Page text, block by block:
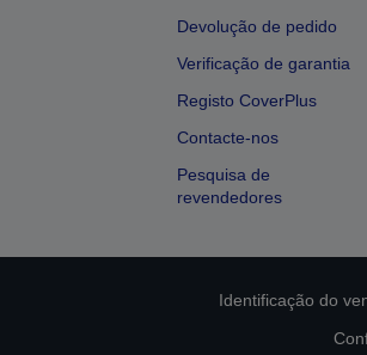
Devolução de pedido
Verificação de garantia
Registo CoverPlus
Contacte-nos
Pesquisa de
revendedores
Identificação do